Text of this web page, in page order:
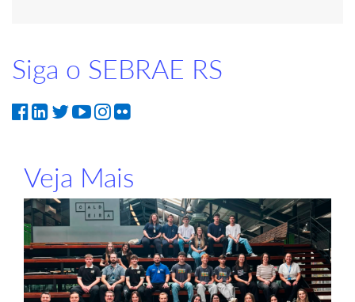
Siga o SEBRAE RS
Veja Mais